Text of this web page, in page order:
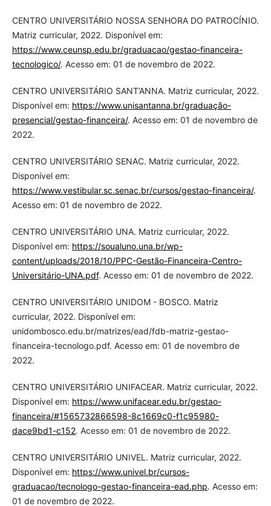
CENTRO UNIVERSITÁRIO NOSSA SENHORA DO PATROCÍNIO.
Matriz curricular, 2022. Disponível em:
https://www.ceunsp.edu.br/graduacao/gestao-financeira-
tecnologico/. Acesso em: 01 de novembro de 2022.
CENTRO UNIVERSITÁRIO SANT’ANNA. Matriz curricular, 2022.
Disponível em: https://www.unisantanna.br/graduação-
presencial/gestao-financeira/. Acesso em: 01 de novembro de
2022.
CENTRO UNIVERSITÁRIO SENAC. Matriz curricular, 2022.
Disponível em:
https://www.vestibular.sc.senac.br/cursos/gestao-financeira/.
Acesso em: 01 de novembro de 2022.
CENTRO UNIVERSITÁRIO UNA. Matriz curricular, 2022.
Disponível em: https://soualuno.una.br/wp-
content/uploads/2018/10/PPC-Gestão-Financeira-Centro-
Universitário-UNA.pdf. Acesso em: 01 de novembro de 2022.
CENTRO UNIVERSITÁRIO UNIDOM - BOSCO. Matriz
curricular, 2022. Disponível em:
unidombosco.edu.br/matrizes/ead/fdb-matriz-gestao-
financeira-tecnologo.pdf. Acesso em: 01 de novembro de
2022.
CENTRO UNIVERSITÁRIO UNIFACEAR. Matriz curricular, 2022.
Disponível em: https://www.unifacear.edu.br/gestao-
financeira/#1565732866598-8c1669c0-f1c95980-
dace9bd1-c152. Acesso em: 01 de novembro de 2022.
CENTRO UNIVERSITÁRIO UNIVEL. Matriz curricular, 2022.
Disponível em: https://www.univel.br/cursos-
graduacao/tecnologo-gestao-financeira-ead.php. Acesso em:
01 de novembro de 2022.